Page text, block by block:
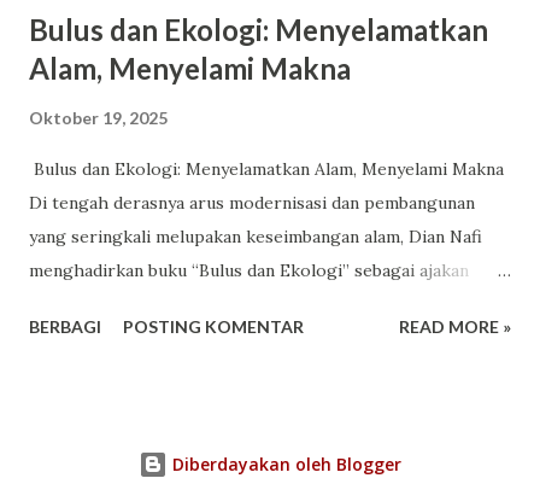
Bulus dan Ekologi: Menyelamatkan
Alam, Menyelami Makna
Oktober 19, 2025
Bulus dan Ekologi: Menyelamatkan Alam, Menyelami Makna
Di tengah derasnya arus modernisasi dan pembangunan
yang seringkali melupakan keseimbangan alam, Dian Nafi
menghadirkan buku “Bulus dan Ekologi” sebagai ajakan
dan lingkungan. Bulus — hewan air tawar yang sering
kesabaran, ketahanan, dan keterhubungan dengan
BERBAGI POSTING KOMENTAR READ MORE »
Diberdayakan oleh Blogger